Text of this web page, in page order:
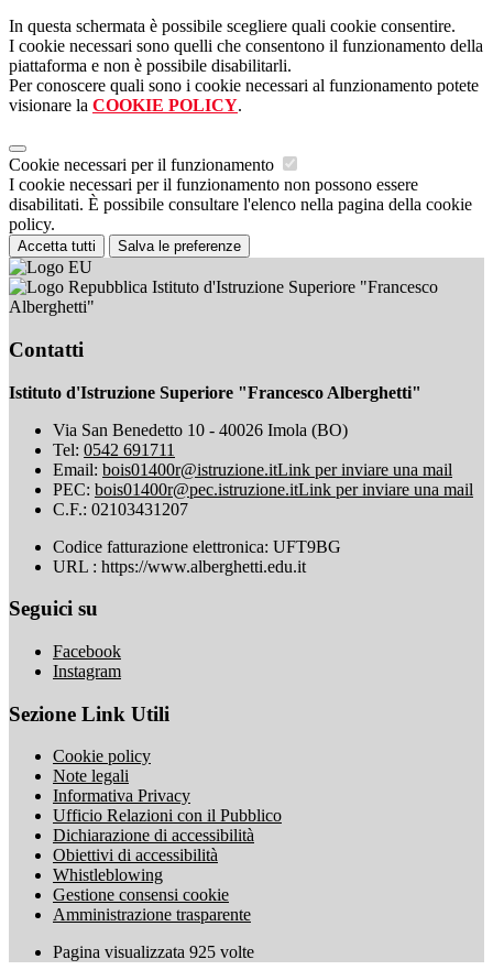
In questa schermata è possibile scegliere quali cookie consentire.
I cookie necessari sono quelli che consentono il funzionamento della
piattaforma e non è possibile disabilitarli.
Per conoscere quali sono i cookie necessari al funzionamento potete
visionare la COOKIE POLICY.
Cookie necessari per il funzionamento
I cookie necessari per il funzionamento non possono essere
disabilitati. È possibile consultare l'elenco nella pagina della cookie
policy.
Accetta tutti Salva le preferenze
Istituto d'Istruzione Superiore "Francesco
Alberghetti"
Contatti
Istituto d'Istruzione Superiore "Francesco Alberghetti"
Via San Benedetto 10 - 40026 Imola (BO)
Tel: 0542 691711
Email: bois01400r@istruzione.itLink per inviare una mail
PEC: bois01400r@pec.istruzione.itLink per inviare una mail
C.F.: 02103431207
Codice fatturazione elettronica: UFT9BG
URL : https://www.alberghetti.edu.it
Seguici su
Facebook
Instagram
Sezione Link Utili
Cookie policy
Note legali
Informativa Privacy
Ufficio Relazioni con il Pubblico
Dichiarazione di accessibilità
Obiettivi di accessibilità
Whistleblowing
Gestione consensi cookie
Amministrazione trasparente
Pagina visualizzata 925 volte